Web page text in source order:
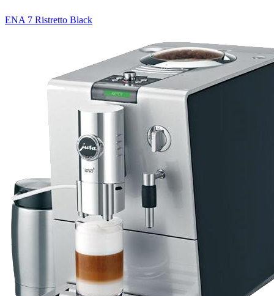
ENA 7 Ristretto Black